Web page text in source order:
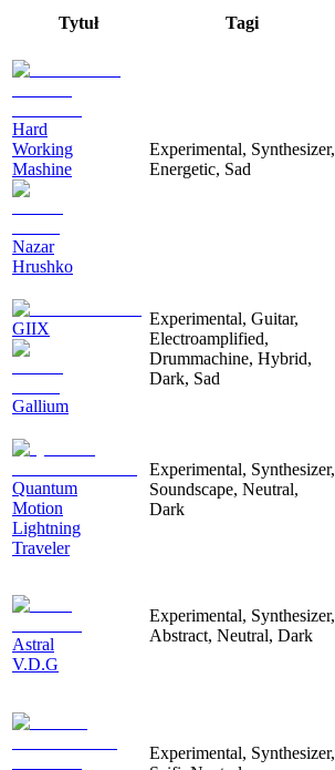
Tytuł Tagi
Hard
Working
Mashine
Nazar
Hrushko
Experimental, Synthesizer,
Energetic, Sad
GIIX
Gallium
Experimental, Guitar,
Electroamplified,
Drummachine, Hybrid,
Dark, Sad
Quantum
Motion
Lightning
Traveler
Experimental, Synthesizer,
Soundscape, Neutral,
Dark
Astral
V.D.G
Experimental, Synthesizer,
Abstract, Neutral, Dark
Experimental, Synthesizer,